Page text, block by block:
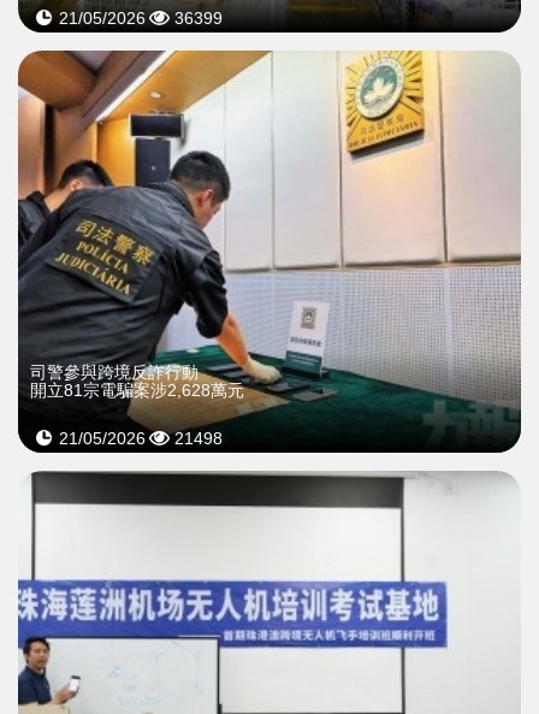
21/05/2026 36399
司警參與跨境反詐行動
開立81宗電騙案涉2,628萬元
21/05/2026 21498